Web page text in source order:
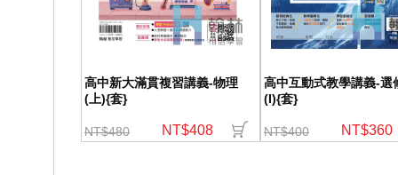
高中新大滿貫複習講義-物理
(上){套}
NT$480 NT$408
高中互動式教學講義-選
(I){套}
NT$400 NT$360